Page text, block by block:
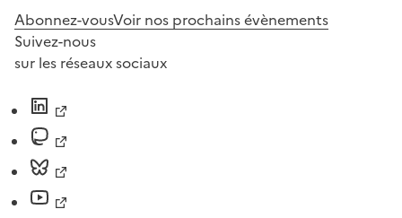
Abonnez-vousVoir nos prochains évènements
Suivez-nous
sur les réseaux sociaux